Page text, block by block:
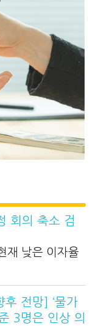
회의 축소 검
재 낮은 이자율
후 전망] ‘물가
3명은 인상 의